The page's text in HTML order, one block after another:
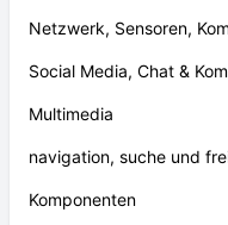
Netzwerk, Sensoren,
Social Media, Chat &
Multimedia
navigation, suche und
Komponenten